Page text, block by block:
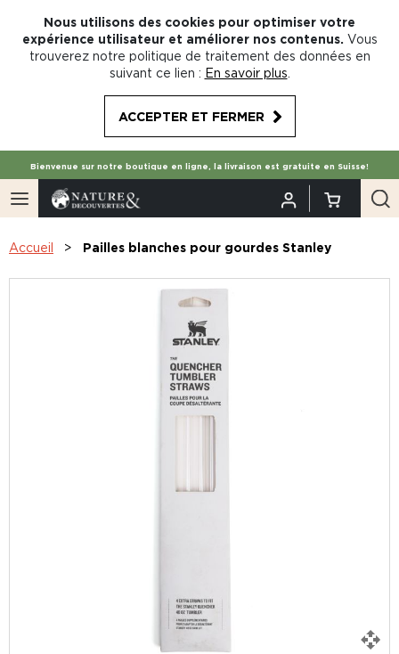
Nous utilisons des cookies pour optimiser votre
expérience utilisateur et améliorer nos contenus. Vous
trouverez notre politique de traitement des données en
suivant ce lien : En savoir plus
ACCEPTER ET FERMER
Bienvenue sur notre boutique en ligne, la livraison est gratuite en Suisse!
Accueil Pailles blanches pour gourdes Stanley